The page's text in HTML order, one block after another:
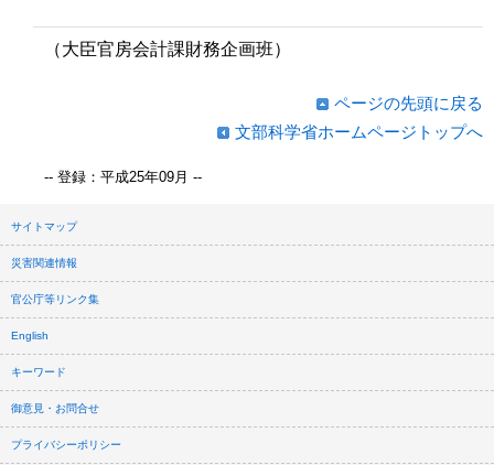
（大臣官房会計課財務企画班）
ページの先頭に戻る
文部科学省ホームページトップへ
-- 登録：平成25年09月 --
サイトマップ
災害関連情報
官公庁等リンク集
English
キーワード
御意見・お問合せ
プライバシーポリシー